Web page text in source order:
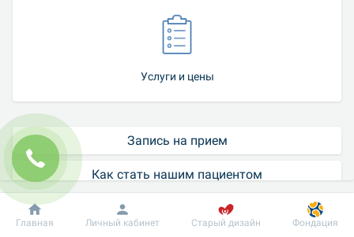
Услуги и цены
Запись на прием
Как стать нашим пациентом
Контакт-центр
Добробут
Информация Пациенту
Главная Личный кабинет Старый дизайн Фондация